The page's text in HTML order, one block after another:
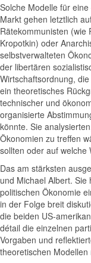
Solche Modelle für
Markt gehen letztlich
Rätekommunisten (wie
Kropotkin) oder
selbstverwalteten
der libertären
Wirtschaftsordnung,
ein theoretisches
technischer und
organisierte
könnte. Sie
Ökonomien zu treffen
sollten oder auf welche
Das am stärksten
und Michael Albert.
politischen Ökonomie
in der Folge breit
die beiden US-
détail die einzelnen
Vorgaben und
theoretischen